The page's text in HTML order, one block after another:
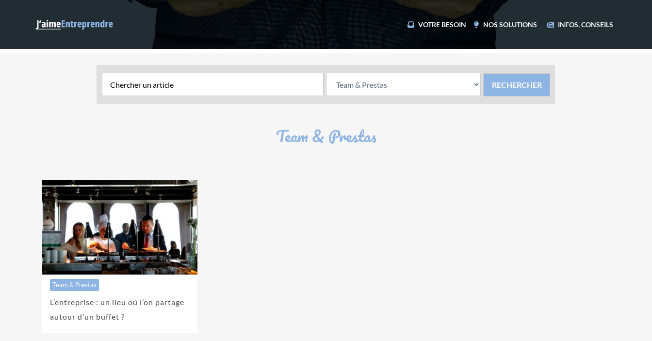
VOTRE BESOIN NOS SOLUTIONS INFOS, CONSEILS
Team & Prestas
Team & Prestas
L’entreprise : un lieu où l’on partage
autour d’un buffet ?